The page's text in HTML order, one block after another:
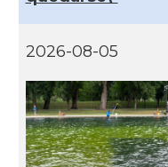
2026-08-05